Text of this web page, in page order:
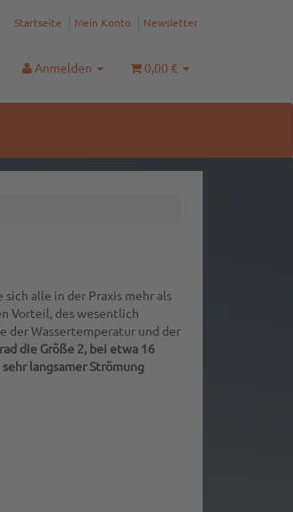
Startseite Mein Konto Newsletter
Anmelden 0,00 €
sich alle in der Praxis mehr als
Vorteil, des wesentlich
der Wassertemperatur und der
die Größe 2, bei etwa 16
langsamer Strömung